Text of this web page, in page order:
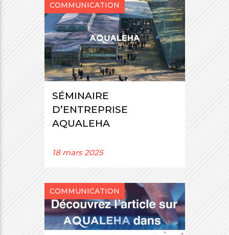
COMMUNICATION
SÉMINAIRE
D’ENTREPRISE
AQUALEHA
18 mars 2025
COMMUNICATION